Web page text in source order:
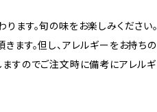
ます。旬の味をお楽しみください。
ます。但し、アレルギーをお持ちの
ますのでご注文時に備考にアレルギ